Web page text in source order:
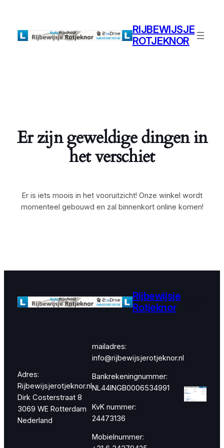
RIJBEWIJSJE
ROTJEKNOR
Er zijn geweldige dingen in
het verschiet
Er is iets moois in het vooruitzicht! Onze winkel wordt
momenteel gebouwd en zal binnenkort online komen!
Rijbewijsje
Rotjeknor
Adres:
Rijbewijsjerotjeknor.nl
Dirk Costerstraat 8
3069 WE Rotterdam
Nederland
mailadres:
info@rijbewijsjerotjeknor.nl
Bankrekeningnummer:
NL44INGB0006534991
KvK nummer:
24473136
Mobielnummer: